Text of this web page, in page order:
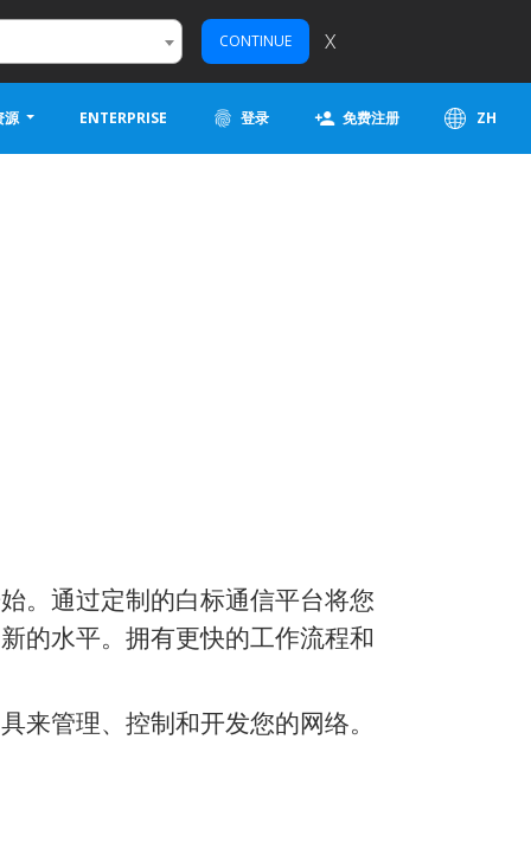
CONTINUE X
源 ENTERPRISE 登录 免费注册 ZH
。通过定制的白标通信平台将您
的水平。拥有更快的工作流程和
来管理、控制和开发您的网络。